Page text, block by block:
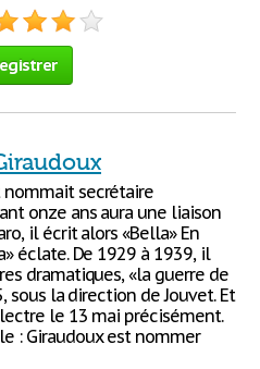
secrétaire
onze ans aura une liaison
il écrit alors «Bella» En
éclate. De 1929 à 1939, il
dramatiques, «la guerre de
sous la direction de Jouvet. Et
le 13 mai précisément.
: Giraudoux est nommer